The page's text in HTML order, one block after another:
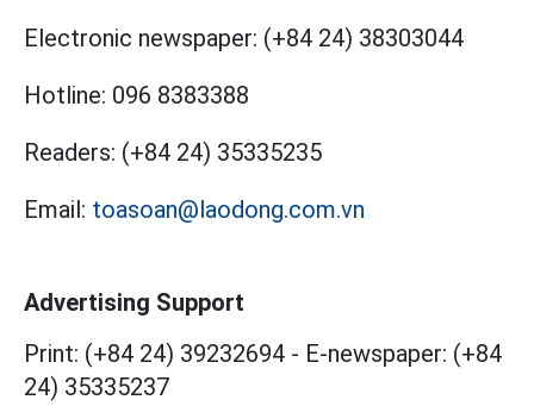
Electronic newspaper: (+84 24) 38303044
Hotline: 096 8383388
Readers: (+84 24) 35335235
Email: toasoan@laodong.com.vn
Advertising Support
Print: (+84 24) 39232694 - E-newspaper: (+84
24) 35335237